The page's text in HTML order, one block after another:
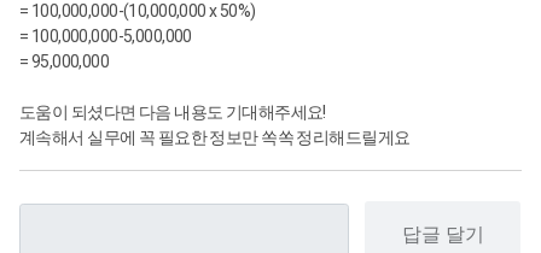
= 100,000,000-(10,000,000 x 50%)
= 100,000,000-5,000,000
= 95,000,000
도움이 되셨다면 다음 내용도 기대해주세요!
계속해서 실무에 꼭 필요한 정보만 쏙쏙 정리해드릴게요
답글 달기